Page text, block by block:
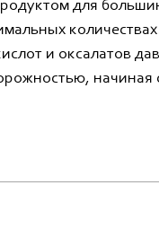
для
и оксалатов
начиная